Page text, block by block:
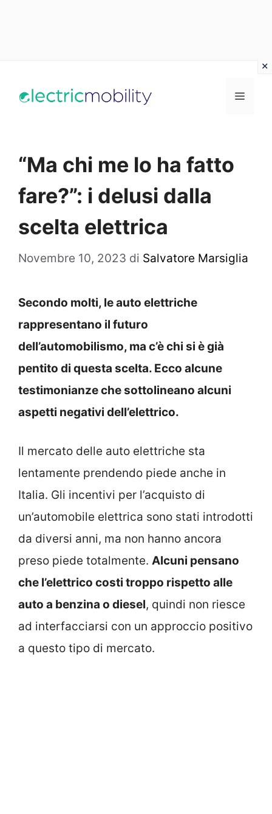
Menu
“Ma chi me lo ha fatto
fare?”: i delusi dalla
scelta elettrica
Novembre 10, 2023 di Salvatore Marsiglia
Secondo molti, le auto elettriche
rappresentano il futuro
dell’automobilismo, ma c’è chi si è già
pentito di questa scelta. Ecco alcune
testimonianze che sottolineano alcuni
aspetti negativi dell’elettrico.
Il mercato delle auto elettriche sta
lentamente prendendo piede anche in
Italia. Gli incentivi per l’acquisto di
un’automobile elettrica sono stati introdotti
da diversi anni, ma non hanno ancora
preso piede totalmente. Alcuni pensano
che l’elettrico costi troppo rispetto alle
auto a benzina o diesel, quindi non riesce
ad interfacciarsi con un approccio positivo
a questo tipo di mercato.